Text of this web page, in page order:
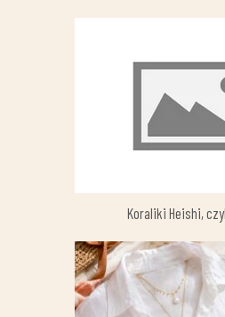
Koraliki Heishi,